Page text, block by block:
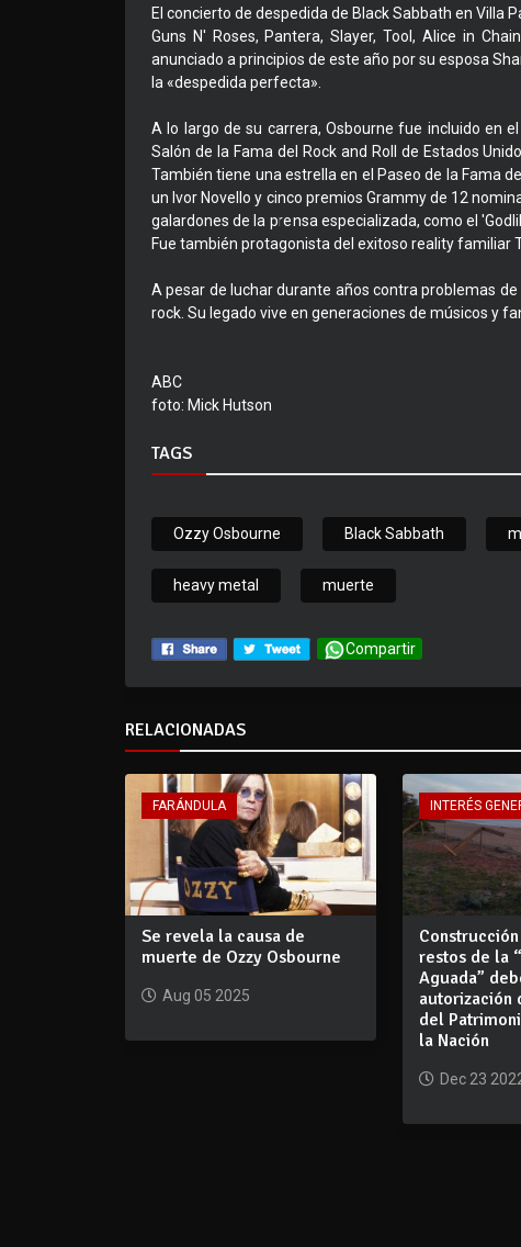
El concierto de despedida de Black Sabbath en Villa
Guns N' Roses, Pantera, Slayer, Tool, Alice in
anunciado a principios de este año por su esposa
la «despedida perfecta».
A lo largo de su carrera, Osbourne fue incluido en
Salón de la Fama del Rock and Roll de Estados
También tiene una estrella en el Paseo de la Fama
un Ivor Novello y cinco premios Grammy de 12
galardones de la prensa especializada, como el
Fue también protagonista del exitoso reality familiar
A pesar de luchar durante años contra problemas
rock. Su legado vive en generaciones de músicos y
ABC
foto: Mick Hutson
TAGS
Ozzy Osbourne Black Sabbath
heavy metal muerte
Compartir
RELACIONADAS
FARÁNDULA
Se revela la causa de
muerte de Ozzy Osbourne
Aug 05 2025
INTERÉS
restos de la
Aguada”
autorización
del
la Nación
Dec 23